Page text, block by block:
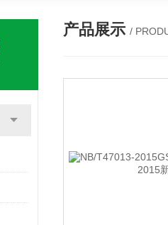
产品展示 /